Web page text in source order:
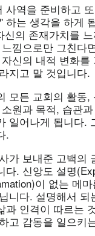
사역을 준비하고
하는 생각을 하게
신의 존재가치를
낌으로만 그친다
신의 내적 변화
지고 말 것입니다.
모든 교회의 활동
원과 목적, 습관
일어나게 됩니다.
.
가 보내준 고백의
다. 신앙도 설명
이 없는 메
니다. 설명해서
과 인격이 따르는
고 감동을 일으키